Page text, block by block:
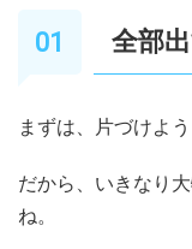
全部
まずは、片づけよ
だから、いきなり
ね。